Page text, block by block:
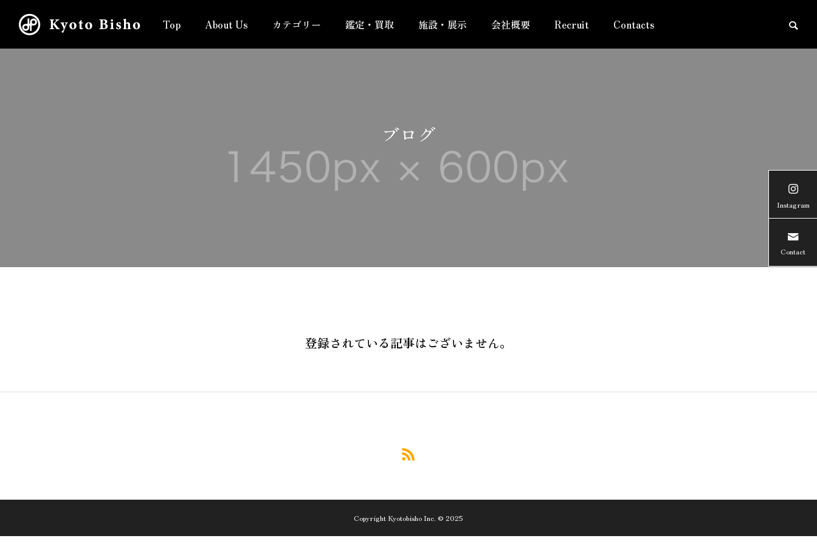
Top About Us カテゴリー 鑑定・買取 施設・展示 会社概要 Recruit Contacts
ブログ
登録されている記事はございません。
Copyright Kyotobisho Inc. © 2025
Instagram
Contact